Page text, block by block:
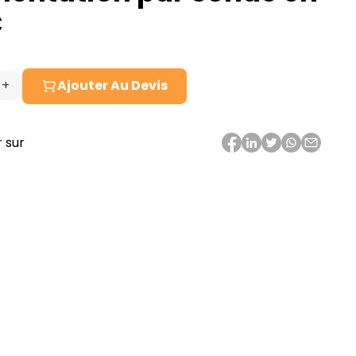
+ Ajouter Au Devis
sur